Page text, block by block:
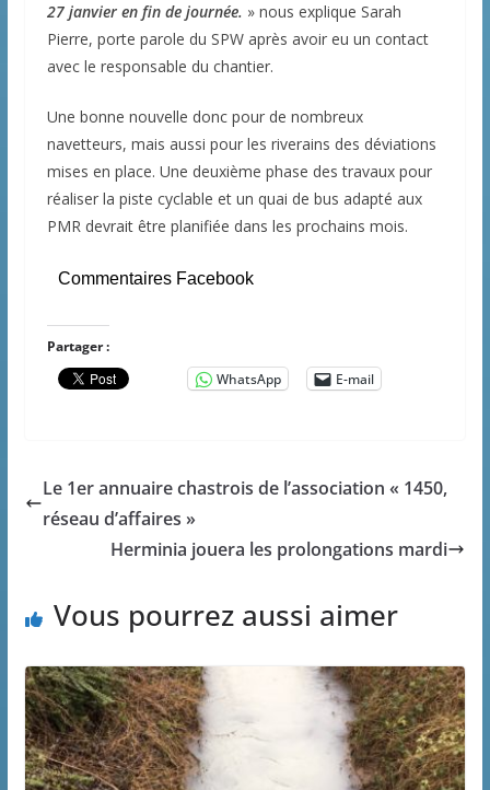
27 janvier en fin de journée. » nous explique Sarah
Pierre, porte parole du SPW après avoir eu un contact
avec le responsable du chantier.
Une bonne nouvelle donc pour de nombreux
navetteurs, mais aussi pour les riverains des déviations
mises en place. Une deuxième phase des travaux pour
réaliser la piste cyclable et un quai de bus adapté aux
PMR devrait être planifiée dans les prochains mois.
Commentaires Facebook
Partager :
WhatsApp
E-mail
Le 1er annuaire chastrois de l’association « 1450,
réseau d’affaires »
Herminia jouera les prolongations mardi
Vous pourrez aussi aimer